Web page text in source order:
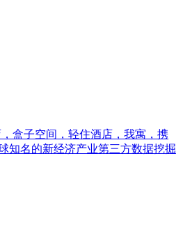
盒子空间，轻住酒店，我寓，携
知名的新经济产业第三方数据挖掘